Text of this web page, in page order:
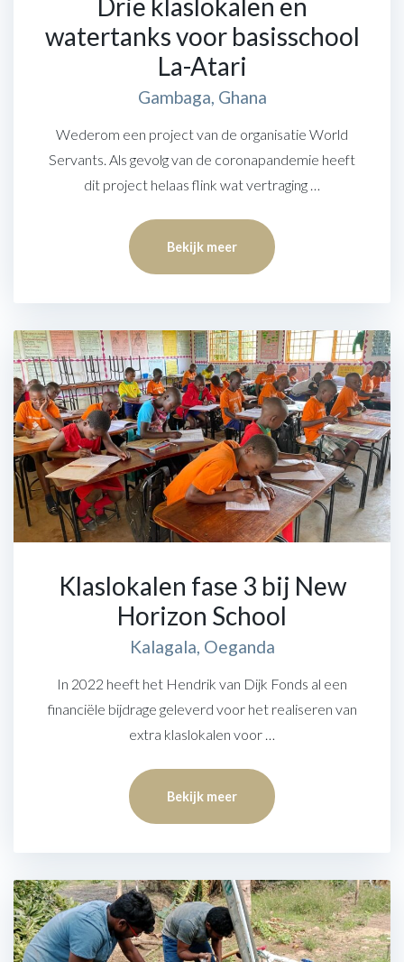
Drie klaslokalen en
watertanks voor basisschool
La-Atari
Gambaga, Ghana
Wederom een project van de organisatie World
Servants. Als gevolg van de coronapandemie heeft
dit project helaas flink wat vertraging …
Bekijk meer
Klaslokalen fase 3 bij New
Horizon School
Kalagala, Oeganda
In 2022 heeft het Hendrik van Dijk Fonds al een
financiële bijdrage geleverd voor het realiseren van
extra klaslokalen voor …
Bekijk meer